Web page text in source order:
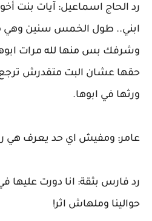
رد الحاج اسماعيل: آيات بنت
ابني.. طول الخمس سنين
وشرفك بس منها لله مرات
حقها عشان البت متقدرش ترجع
ورثها في ابوها.
عامر: ومفيش اي حد يعرف هي
رد فارس بثقة: انا دورت عليها
حوالينا وملهاش اثر!